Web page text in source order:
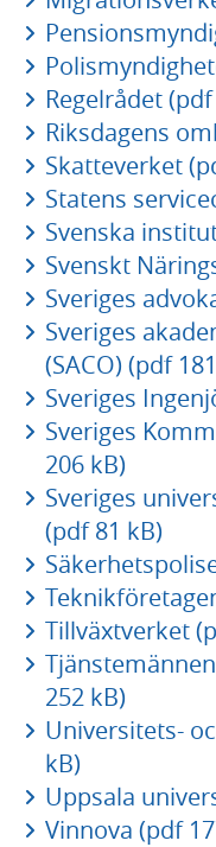
Regelrådet
Riksdagens
Skatteverket
Statens
Svenska
Svenskt
Sveriges
Sveriges
(SACO) (pdf
Sveriges
Sveriges
206 kB)
Sveriges
(pdf 81 kB)
Tillväxtverket
252 kB)
Universitets-
kB)
Uppsala
Vinnova (pdf